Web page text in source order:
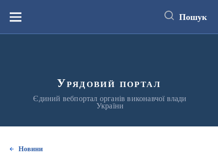
вмістуМеню Пошук
Урядовий портал
Єдиний вебпортал органів виконавчої влади
України
Новини